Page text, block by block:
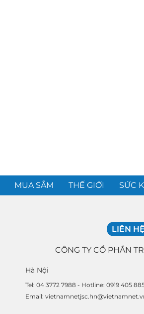
MUA SẮM THẾ GIỚI SỨC
LIÊN
CÔNG TY CỔ PHẦN
Hà Nội
Tel: 04 3772 7988 - Hotline: 0919 405
Email: